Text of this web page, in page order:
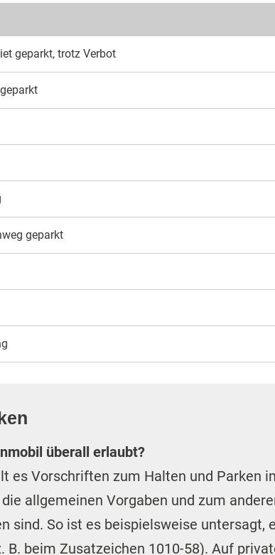
geparkt, trotz Verbot
geparkt
überall erlaubt?
es Vorschriften zum Halten und Parken
allgemeinen Vorgaben und zum
sind. So ist es beispielsweise untersagt,
B. beim Zusatzeichen 1010-58). Auf